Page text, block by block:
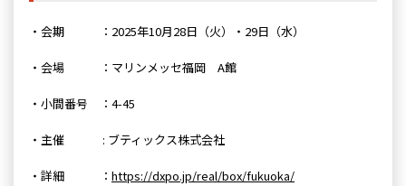
・会期 ： 2025年10月28日（火）・29日（水）
・会場 ：マリンメッセ福岡 A館
・小間番号 ：4-45
・主催 : ブティックス株式会社
・詳細 ： https://dxpo.jp/real/box/fukuoka/